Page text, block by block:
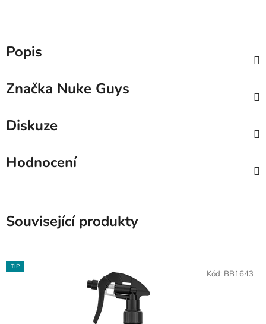
Popis
Značka Nuke Guys
Diskuze
Hodnocení
Související produkty
TIP
Kód: BB1643